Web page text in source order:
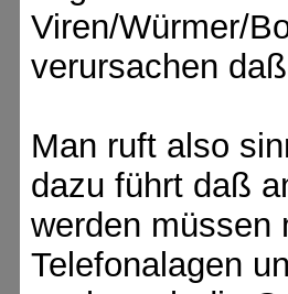
Viren/Würmer/
verursachen
Man ruft also
dazu führt daß
werden müssen
Telefonalagen